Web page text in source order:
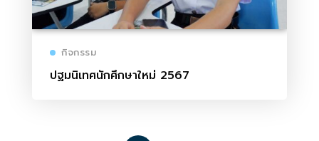
กิจกรรม
ปฐมนิเทศนักศึกษาใหม่ 2567